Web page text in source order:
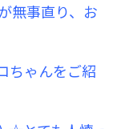
無事直り、お
ちゃんをご紹